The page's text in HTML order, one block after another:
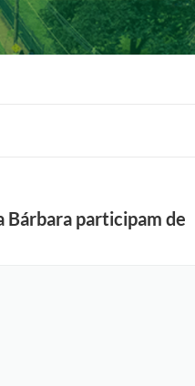
Bárbara participam de